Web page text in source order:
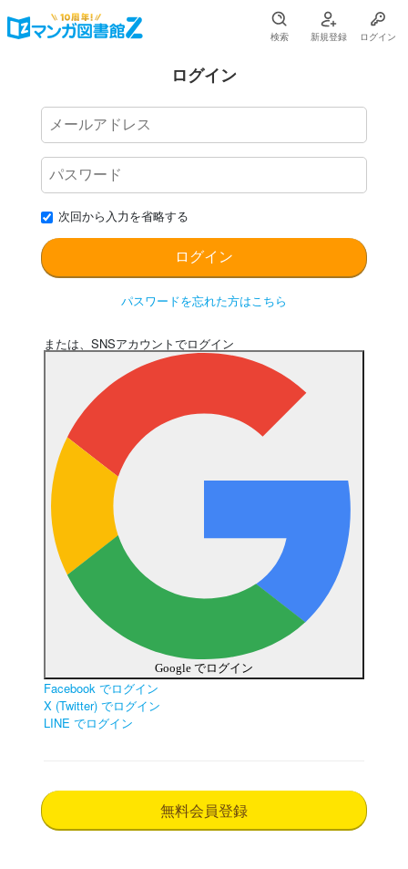
検索 新規登録 ログイン
ログイン
次回から入力を省略する
パスワードを忘れた方はこちら
または、SNSアカウントでログイン
Google でログイン
Facebook でログイン
X (Twitter) でログイン
LINE でログイン
無料会員登録